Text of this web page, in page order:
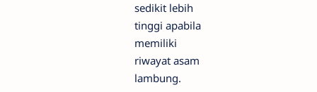
sedikit lebih
tinggi apabila
memiliki
riwayat asam
lambung.